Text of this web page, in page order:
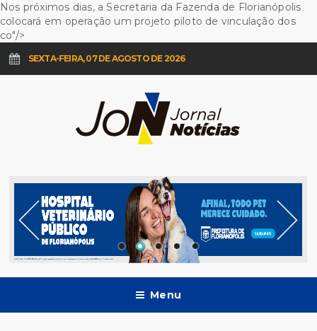
Nos próximos dias, a Secretaria da Fazenda de Florianópolis
colocará em operação um projeto piloto de vinculação dos
co"/>
SEXTA-FEIRA, 07 DE AGOSTO DE 2026
Menu